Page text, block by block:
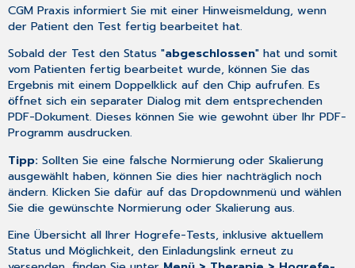
CGM Praxis informiert Sie mit einer Hinweismeldung, wenn
der Patient den Test fertig bearbeitet hat.
Sobald der Test den Status "abgeschlossen" hat und somit
vom Patienten fertig bearbeitet wurde, können Sie das
Ergebnis mit einem Doppelklick auf den Chip aufrufen. Es
öffnet sich ein separater Dialog mit dem entsprechenden
PDF-Dokument. Dieses können Sie wie gewohnt über Ihr PDF-
Programm ausdrucken.
Tipp:Sollten Sie eine falsche Normierung oder Skalierung
ausgewählt haben, können Sie dies hier nachträglich noch
ändern. Klicken Sie dafür auf das Dropdownmenü und wählen
Sie die gewünschte Normierung oder Skalierung aus.
Eine Übersicht all Ihrer Hogrefe-Tests, inklusive aktuellem
Status und Möglichkeit, den Einladungslink erneut zu